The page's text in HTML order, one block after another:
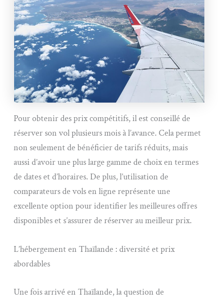
Pour obtenir des prix compétitifs, il est conseillé de
réserver son vol plusieurs mois à l’avance. Cela permet
non seulement de bénéficier de tarifs réduits, mais
aussi d’avoir une plus large gamme de choix en termes
de dates et d’horaires. De plus, l’utilisation de
comparateurs de vols en ligne représente une
excellente option pour identifier les meilleures offres
disponibles et s’assurer de réserver au meilleur prix.
L’hébergement en Thaïlande : diversité et prix
abordables
Une fois arrivé en Thaïlande, la question de